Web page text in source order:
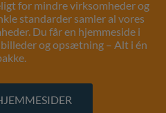
for mindre virksomheder og
standarder samler al vores
Du får en hjemmeside i
billeder og opsætning – Alt i én